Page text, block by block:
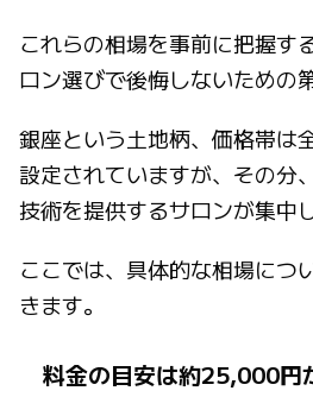
これらの相場を事前に把握す
ロン選びで後悔しないための
銀座という土地柄、価格帯は
設定されていますが、その分
技術を提供するサロンが集中
ここでは、具体的な相場につ
きます。
料金の目安は約25,000